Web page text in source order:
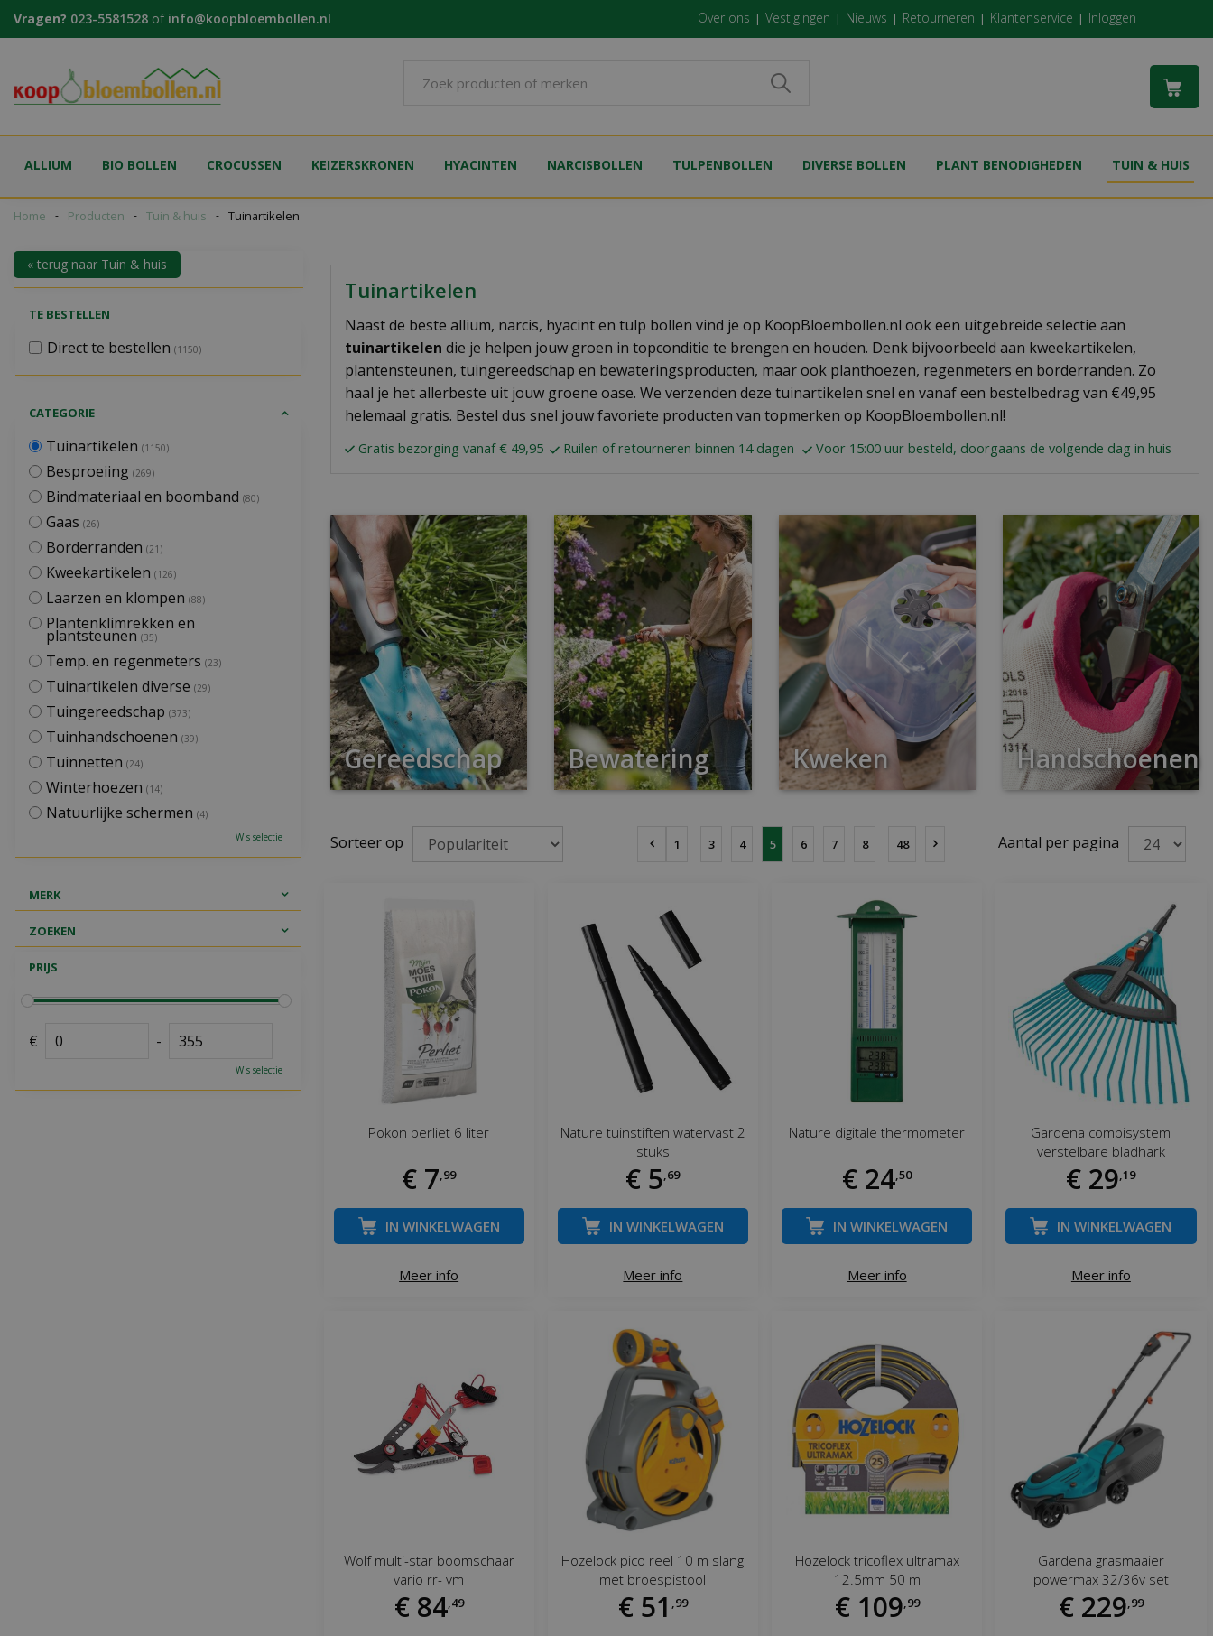
naar
Home Producten Tuin & huis Tuinartikelen
Vragen? 023-5581528 of info@koopbloembollen.nl Over ons Vestigingen Nieuws Retourneren Klantenservice Inloggen
ALLIUM BIO BOLLEN CROCUSSEN KEIZERSKRONEN HYACINTEN NARCISBOLLEN TULPENBOLLEN DIVERSE BOLLEN PLANT BENODIGHEDEN TUIN & HUIS
Tuinartikelen
Naast de beste allium, narcis, hyacint en tulp bollen vind je op KoopBloembollen.nl ook een uitgebreide selectie aan
tuinartikelen die je helpen jouw groen in topconditie te brengen en houden. Denk bijvoorbeeld aan kweekartikelen,
plantensteunen, tuingereedschap en bewateringsproducten, maar ook planthoezen, regenmeters en borderranden. Zo
haal je het allerbeste uit jouw groene oase. We verzenden deze tuinartikelen snel en vanaf een bestelbedrag van €49,95
helemaal gratis. Bestel dus snel jouw favoriete producten van topmerken op KoopBloembollen.nl!
Gratis bezorging vanaf € 49,95 Ruilen of retourneren binnen 14 dagen Voor 15:00 uur besteld, doorgaans de volgende dag in huis
Gereedschap Bewatering Kweken Handschoenen
Aantal per pagina
Sorteer op 1 3 4 5 6 7 8 48
Pokon perliet 6 liter
€ 7 99
Meer info
IN WINKELWAGEN
Nature tuinstiften watervast 2
stuks
€ 5 69
Meer info
IN WINKELWAGEN
Nature digitale thermometer
€ 24 ,50
Meer info
IN WINKELWAGEN
Gardena combisystem
verstelbare bladhark
€ 29 ,19
Meer info
IN WINKELWAGEN
Wolf multi-star boomschaar
vario rr- vm
€ 84 49
Hozelock pico reel 10 m slang
met broespistool
€ 51 99
Hozelock tricoflex ultramax
12.5mm 50 m
€ 109 99
Gardena grasmaaier
powermax 32/36v set
€ 229 99
« terug naar Tuin & huis
TE BESTELLEN
Direct te bestellen (1150)
CATEGORIE
Tuinartikelen (1150)
Besproeiing (269)
Bindmateriaal en boomband (80)
Gaas (26)
Borderranden (21)
Kweekartikelen (126)
Laarzen en klompen (88)
Plantenklimrekken en
plantsteunen (35)
Temp. en regenmeters (23)
Tuinartikelen diverse (29)
Tuingereedschap (373)
Tuinhandschoenen (39)
Tuinnetten (24)
Winterhoezen (14)
Natuurlijke schermen (4)
Wis selectie
MERK
ZOEKEN
PRIJS
€ -
Wis selectie